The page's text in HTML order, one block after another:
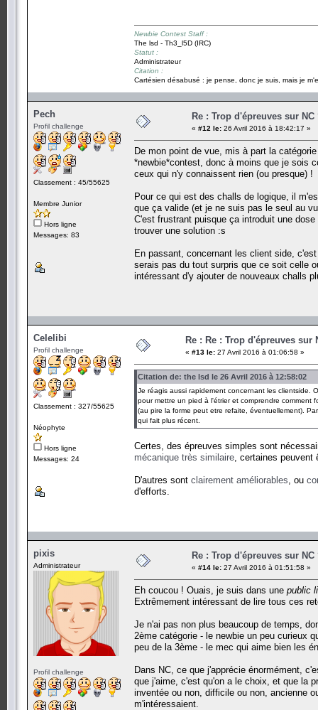
Newbie Contest Staff :
The lsd - Th3_l5D (IRC)
Statut :
Administrateur
Citation :
Cartésien désabusé : je pense, donc je suis, mais je
Pech
Profil challenge
Classement : 45/55625
Membre Junior
Hors ligne
Messages: 83
Re : Trop d'épreuves sur NC
« #12 le: 26 Avril 2016 à 18:42:17 »
De mon point de vue, mis à part la
*newbie*contest, donc à moins que je sois
ceux qui n'y connaissent rien (ou presque) !
Pour ce qui est des challs de logique, il
que ça valide (et je ne suis pas le seul au
C'est frustrant puisque ça introduit une
trouver une solution :s
En passant, concernant les client side,
serais pas du tout surpris que ce soit celle
intéressant d'y ajouter de nouveaux challs
Celelibi
Profil challenge
Classement : 327/55625
Néophyte
Hors ligne
Messages: 24
Re : Re : Trop d'épreuves sur
« #13 le: 27 Avril 2016 à 01:06:58 »
Citation de: the lsd le 26 Avril 2016 à 12:58:02
Je réagis aussi rapidement concernant les clientside.
pour mettre un pied à l'étrier et comprendre
(au pire la forme peut etre refaite, éventuellement).
qui fait plus récent.
Certes, des épreuves simples sont
mécanique très similaire , certaines
D'autres sont clairement améliorables , ou
d'efforts.
pixis
Administrateur
Profil challenge
Re : Trop d'épreuves sur NC
« #14 le: 27 Avril 2016 à 01:51:58 »
Eh coucou ! Ouais, je suis dans une public
Extrêmement intéressant de lire tous ces
Je n'ai pas non plus beaucoup de temps,
2ème catégorie - le newbie un peu curieux
peu de la 3ème - le mec qui aime bien les
Dans NC, ce que j'apprécie énormément,
que j'aime, c'est qu'on a le choix, et que la
inventée ou non, difficile ou non, ancienne
m'intéressaient.